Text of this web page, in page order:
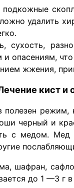
удалить
сухость,
опасениям,
жжения,
кист и
полезен
черный и
с медом. Мед
шафран,
до 1 —3 г в